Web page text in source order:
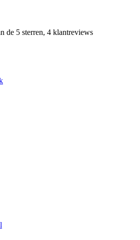
de 5 sterren, 4 klantreviews